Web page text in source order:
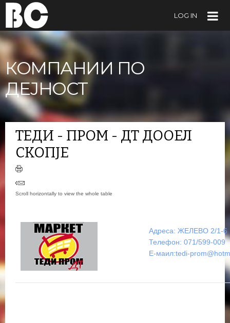
LOG IN
КОМПАНИИ ПО
ДЕЈНОСТ
ТЕДИ - ПРОМ - ДТ ДООЕЛ
СКОПЈЕ
Адреса: ЖЕЛЕВО 2/1-6
Телефон: 071/599-009
Е-маил:tedi-
ТЕДИ - ПРОМ - ДТ ДООЕЛ СКОПЈЕ
×
+